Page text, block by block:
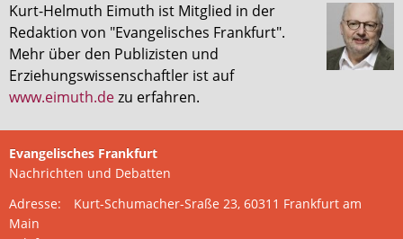
Kurt-Helmuth Eimuth ist Mitglied in der
Redaktion von "Evangelisches Frankfurt".
Mehr über den Publizisten und
Erziehungswissenschaftler ist auf
www.eimuth.dezu erfahren.
Evangelisches Frankfurt
Nachrichten und Debatten
Adresse:
Kurt-Schumacher-Sraße 23, 60311 Frankfurt am
Main